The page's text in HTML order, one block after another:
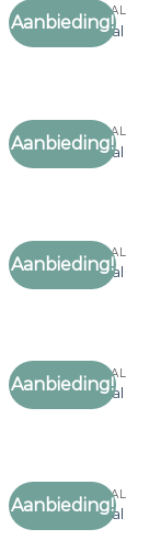
Aanbieding!
ARABISCHE SJAAL
arabische sjaal
Aanbieding!
ARABISCHE SJAAL
arabische sjaal
Aanbieding!
ARABISCHE SJAAL
arabische sjaal
Aanbieding!
ARABISCHE SJAAL
arabische sjaal
Aanbieding!
ARABISCHE SJAAL
arabische sjaal